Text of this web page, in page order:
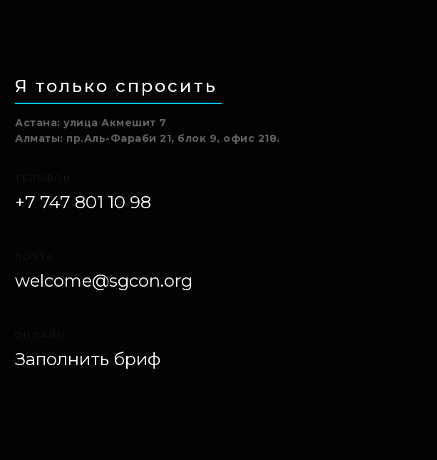
+7 747 801 10 98
welcome@sgcon.org
Заполнить бриф
ТЕЛЕФОН
ПОЧТА
ОНЛАЙН
Астана: улица Акмешит 7
Алматы: пр.Аль-Фараби 21, блок 9, офис 218.
Я только спросить